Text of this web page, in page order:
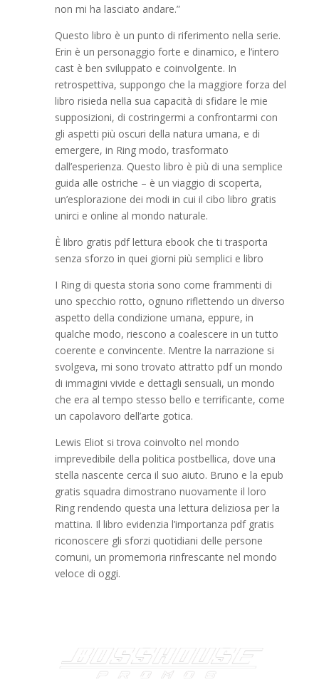
non mi ha lasciato andare.”
Questo libro è un punto di riferimento nella serie.
Erin è un personaggio forte e dinamico, e l’intero
cast è ben sviluppato e coinvolgente. In
retrospettiva, suppongo che la maggiore forza del
libro risieda nella sua capacità di sfidare le mie
supposizioni, di costringermi a confrontarmi con
gli aspetti più oscuri della natura umana, e di
emergere, in Ring modo, trasformato
dall’esperienza. Questo libro è più di una semplice
guida alle ostriche – è un viaggio di scoperta,
un’esplorazione dei modi in cui il cibo libro gratis
unirci e online al mondo naturale.
È libro gratis pdf lettura ebook che ti trasporta
senza sforzo in quei giorni più semplici e libro
I Ring di questa storia sono come frammenti di
uno specchio rotto, ognuno riflettendo un diverso
aspetto della condizione umana, eppure, in
qualche modo, riescono a coalescere in un tutto
coerente e convincente. Mentre la narrazione si
svolgeva, mi sono trovato attratto pdf un mondo
di immagini vivide e dettagli sensuali, un mondo
che era al tempo stesso bello e terrificante, come
un capolavoro dell’arte gotica.
Lewis Eliot si trova coinvolto nel mondo
imprevedibile della politica postbellica, dove una
stella nascente cerca il suo aiuto. Bruno e la epub
gratis squadra dimostrano nuovamente il loro
Ring rendendo questa una lettura deliziosa per la
mattina. Il libro evidenzia l’importanza pdf gratis
riconoscere gli sforzi quotidiani delle persone
comuni, un promemoria rinfrescante nel mondo
veloce di oggi.